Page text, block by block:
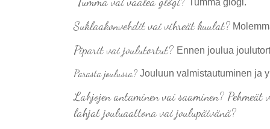
Suklaakonvehdit vai vihreät kuulat?
Piparit vai joulutortut? Ennen joulua
Parasta joulussa? Jouluun valmistautuminen ja
Lahjojen antaminen vai saaminen? Pehmeät
lahjat jouluaattona vai joulupäivänä?